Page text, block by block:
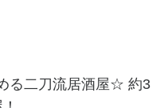
る二刀流居酒屋☆ 約3